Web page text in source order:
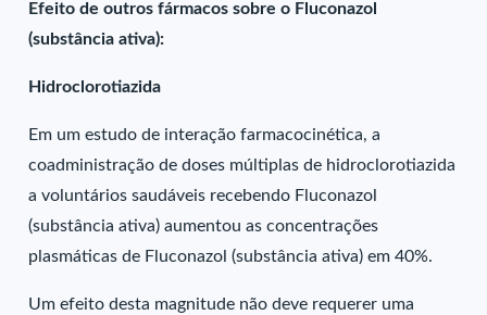
Efeito de outros fármacos sobre o Fluconazol
(substância ativa):
Hidroclorotiazida
Em um estudo de interação farmacocinética, a
coadministração de doses múltiplas de hidroclorotiazida
a voluntários saudáveis recebendo Fluconazol
(substância ativa) aumentou as concentrações
plasmáticas de Fluconazol (substância ativa) em 40%.
Um efeito desta magnitude não deve requerer uma